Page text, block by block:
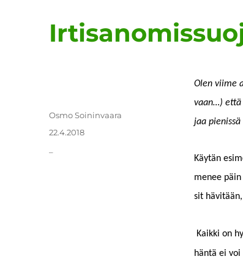
Olen viime
vaan…) että
jaa pienis­sä
Käytän
menee
sit
Kaik­ki on
hän­tä ei
Kirjoittaja
Osmo Soininvaara
Julkaistu
22.4.2018